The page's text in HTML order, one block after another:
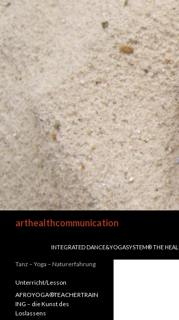
arthealthcommunication
INTEGRATED DANCE&YOGASYSTEM® THE
Tanz – Yoga – Naturerfahrung
Unterricht/Lesson
AFROYOGA®TEACHERTRAIN
ING – die Kunst des
Loslassens